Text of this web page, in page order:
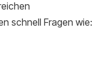
schnell Fragen wie: